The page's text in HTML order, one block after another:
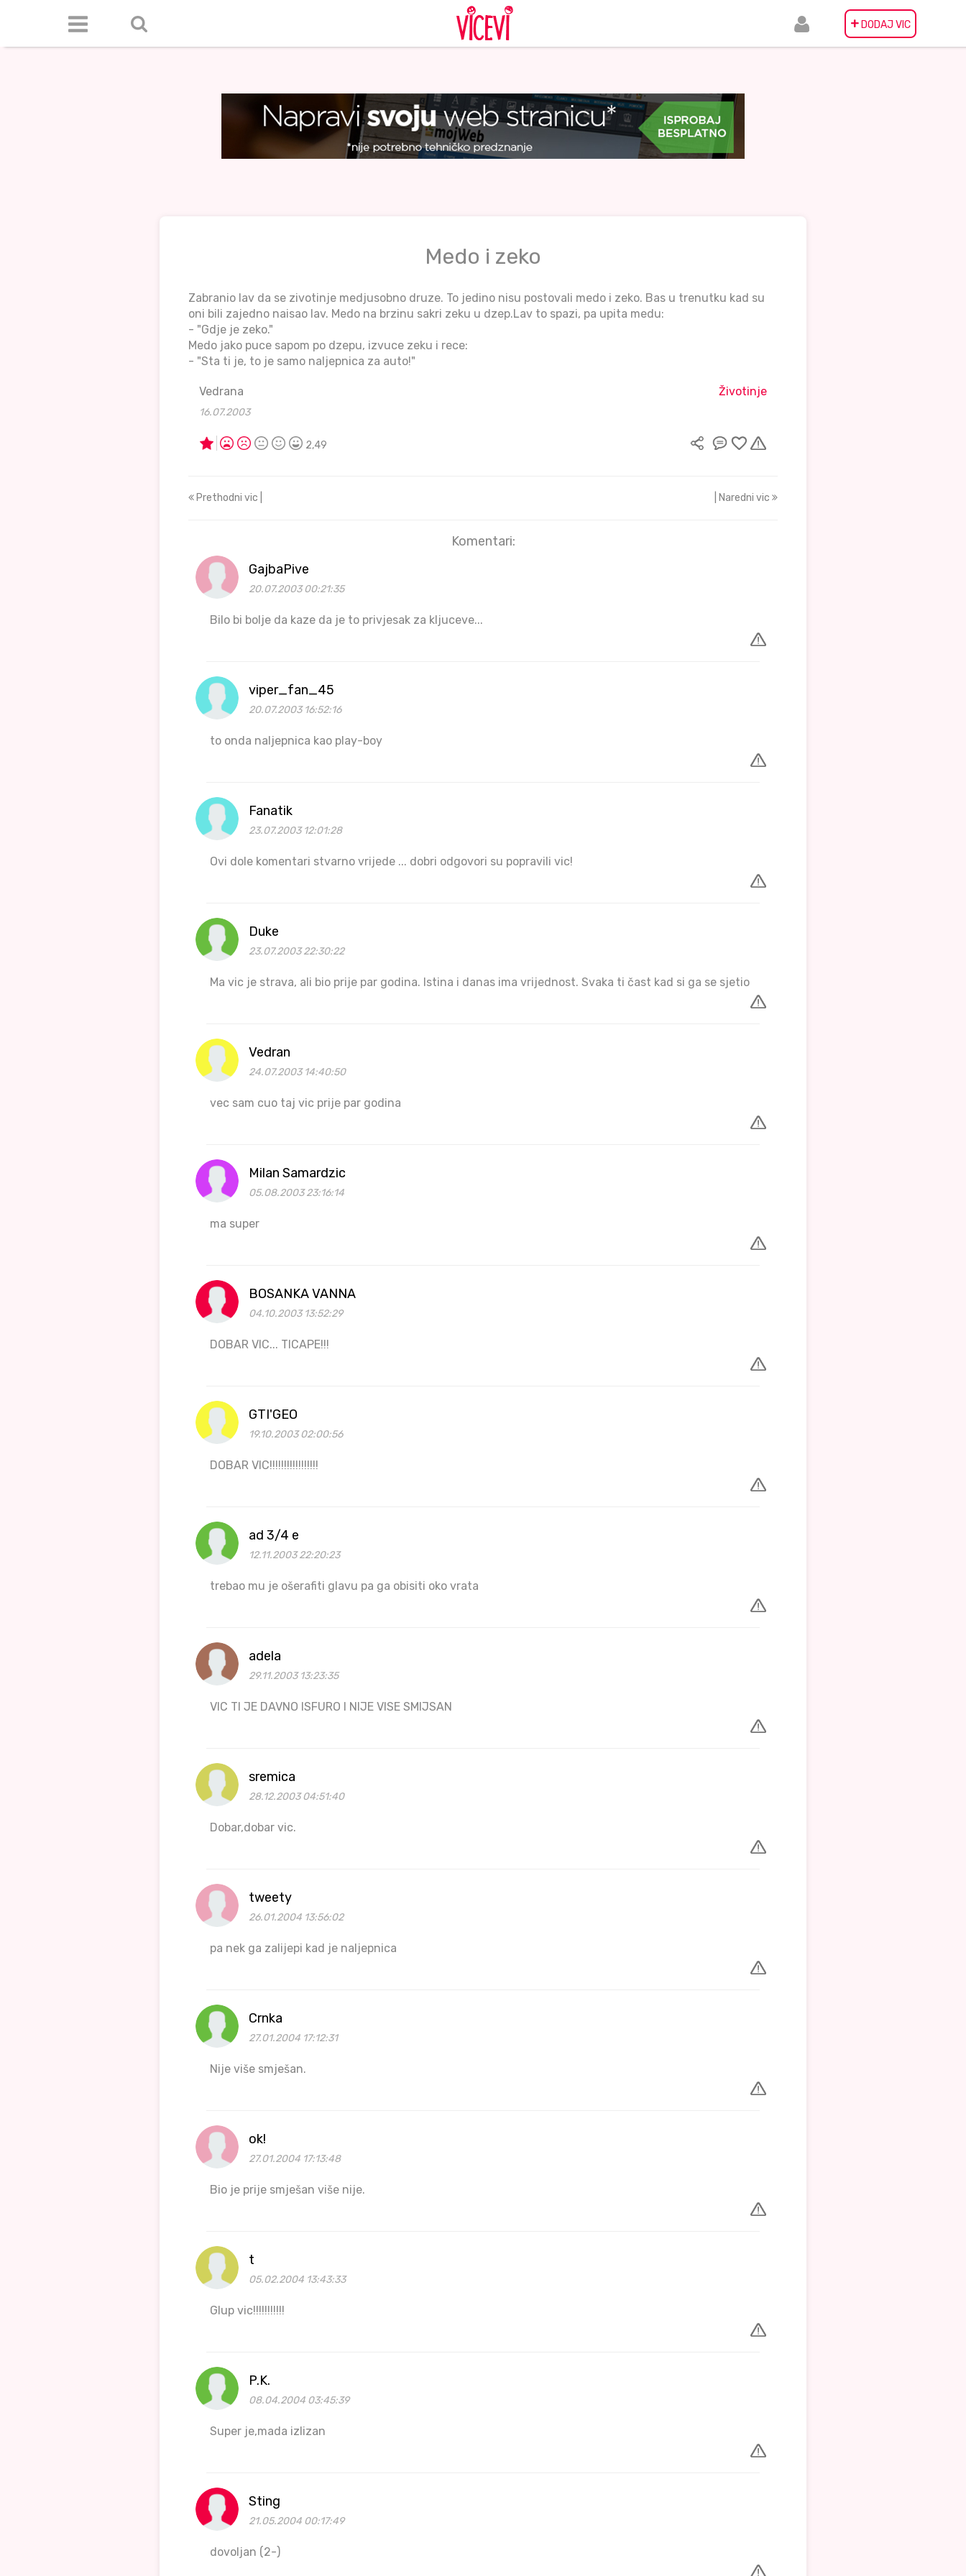
+ DODAJ VIC
Medo i zeko
Zabranio lav da se zivotinje medjusobno druze. To jedino nisu postovali medo i zeko. Bas u trenutku kad su
oni bili zajedno naisao lav. Medo na brzinu sakri zeku u dzep.Lav to spazi, pa upita medu:
- "Gdje je zeko."
Medo jako puce sapom po dzepu, izvuce zeku i rece:
- "Sta ti je, to je samo naljepnica za auto!"
Vedrana
16.07.2003
Životinje
2,49
Prethodni vic | | Naredni vic
Komentari:
GajbaPive
20.07.2003 00:21:35
Bilo bi bolje da kaze da je to privjesak za kljuceve...
viper_fan_45
20.07.2003 16:52:16
to onda naljepnica kao play-boy
Fanatik
23.07.2003 12:01:28
Ovi dole komentari stvarno vrijede ... dobri odgovori su popravili vic!
Duke
23.07.2003 22:30:22
Ma vic je strava, ali bio prije par godina. Istina i danas ima vrijednost. Svaka ti čast kad si ga se sjetio
Vedran
24.07.2003 14:40:50
vec sam cuo taj vic prije par godina
Milan Samardzic
05.08.2003 23:16:14
ma super
BOSANKA VANNA
04.10.2003 13:52:29
DOBAR VIC... TICAPE!!!
GTI'GEO
19.10.2003 02:00:56
DOBAR VIC!!!!!!!!!!!!!!!!!
ad 3/4 e
12.11.2003 22:20:23
trebao mu je ošerafiti glavu pa ga obisiti oko vrata
adela
29.11.2003 13:23:35
VIC TI JE DAVNO ISFURO I NIJE VISE SMIJSAN
sremica
28.12.2003 04:51:40
Dobar,dobar vic.
tweety
26.01.2004 13:56:02
pa nek ga zalijepi kad je naljepnica
Crnka
27.01.2004 17:12:31
Nije više smješan.
ok!
27.01.2004 17:13:48
Bio je prije smješan više nije.
t
05.02.2004 13:43:33
Glup vic!!!!!!!!!!!
P.K.
08.04.2004 03:45:39
Super je,mada izlizan
Sting
21.05.2004 00:17:49
dovoljan (2-)